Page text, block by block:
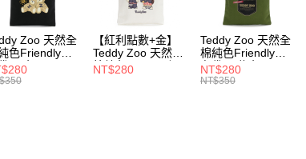
Zoo 天然全
色Friendly帆
-黑色
【紅利點數+金】
Teddy Zoo 天然全
棉純色Friendly帆
布袋-白色
NT$280
Teddy Zoo 天然全
棉純色Friendly帆
布袋-軍綠色
(TZB107)
NT$280
NT$350